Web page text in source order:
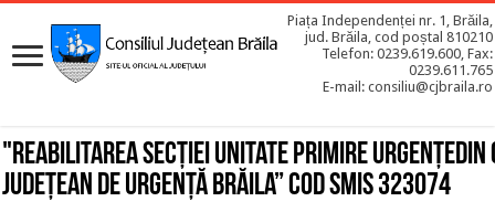
Piața Independenței nr. 1, Brăila,
jud. Brăila, cod poștal 810210
Telefon: 0239.619.600, Fax:
0239.611.765
E-mail: consiliu@cjbraila.ro
"Reabilitarea Secției Unitate Primire
Județean de Urgență Brăila” Cod SMIS 323074